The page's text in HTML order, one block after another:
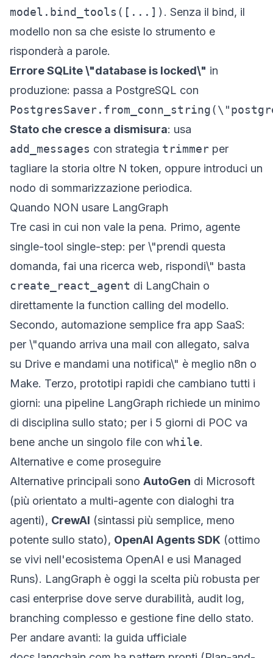
model.bind_tools([...]) . Senza il bind, il
modello non sa che esiste lo strumento e
risponderà a parole.
Errore SQLite \"database is locked\" in
produzione: passa a PostgreSQL con
Stato che cresce a dismisura: usa
add_messages con strategia trimmer per
tagliare la storia oltre N token, oppure introduci un
nodo di sommarizzazione periodica.
Quando NON usare LangGraph
Tre casi in cui non vale la pena. Primo, agente
single-tool single-step: per \"prendi questa
domanda, fai una ricerca web, rispondi\" basta
create_react_agent di LangChain o
direttamente la function calling del modello.
Secondo, automazione semplice fra app SaaS:
per \"quando arriva una mail con allegato, salva
su Drive e mandami una notifica\" è meglio n8n o
Make. Terzo, prototipi rapidi che cambiano tutti i
giorni: una pipeline LangGraph richiede un minimo
di disciplina sullo stato; per i 5 giorni di POC va
bene anche un singolo file con while.
Alternative e come proseguire
Alternative principali sono AutoGen di Microsoft
(più orientato a multi-agente con dialoghi tra
agenti), CrewAI (sintassi più semplice, meno
potente sullo stato), OpenAI Agents SDK (ottimo
se vivi nell'ecosistema OpenAI e usi Managed
Runs). LangGraph è oggi la scelta più robusta per
casi enterprise dove serve durabilità, audit log,
branching complesso e gestione fine dello stato.
Per andare avanti: la guida ufficiale